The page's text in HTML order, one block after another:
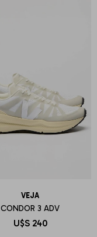
VEJA
CONDOR 3 ADV
U$S 240